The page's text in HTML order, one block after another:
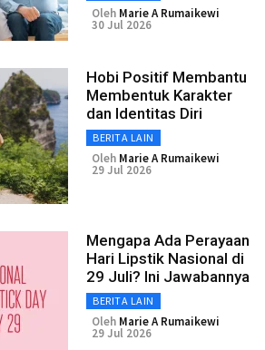
Oleh Marie A Rumaikewi
30 Jul 2026
Hobi Positif Membantu
Membentuk Karakter
dan Identitas Diri
BERITA LAIN
Oleh Marie A Rumaikewi
29 Jul 2026
Mengapa Ada Perayaan
Hari Lipstik Nasional di
29 Juli? Ini Jawabannya
BERITA LAIN
Oleh Marie A Rumaikewi
29 Jul 2026